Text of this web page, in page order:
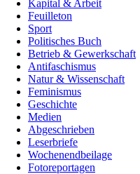
Kapital & Arbeit
Feuilleton
Sport
Politisches Buch
Betrieb & Gewerkschaft
Antifaschismus
Natur & Wissenschaft
Feminismus
Geschichte
Medien
Abgeschrieben
Leserbriefe
Wochenendbeilage
Fotoreportagen